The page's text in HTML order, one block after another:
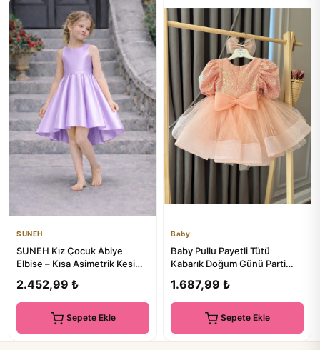
SUNEH
SUNEH Kız Çocuk Abiye
Elbise – Kısa Asimetrik Kesim,
2.452,99 ₺
Sepete Ekle
Baby
Baby Pullu Payetli Tütü
Kabarık Doğum Günü Parti
1.687,99 ₺
Sepete Ekle